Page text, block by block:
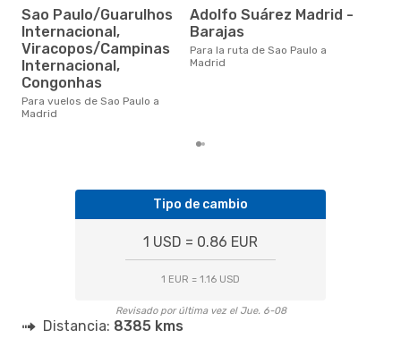
Sao Paulo/Guarulhos
Internacional,
Viracopos/Campinas
Internacional,
Congonhas
Para vuelos de Sao Paulo a
Madrid
Adolfo Suárez Madrid -
Barajas
Para la ruta de Sao Paulo a
Madrid
Tipo de cambio
1 USD = 0.86 EUR
1 EUR = 1.16 USD
Revisado por última vez el Jue. 6-08
Distancia: 8385 kms